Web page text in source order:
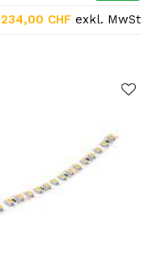
234,00 CHF exkl. MwSt